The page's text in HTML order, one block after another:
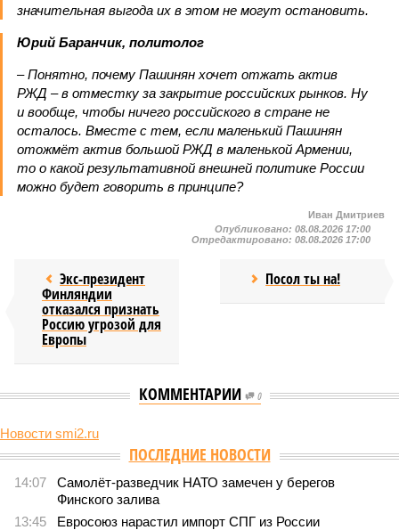
значительная выгода их в этом не могут остановить.
Юрий Баранчик, политолог
– Понятно, почему Пашинян хочет отжать актив
РЖД – в отместку за закрытие российских рынков. Ну
и вообще, чтобы ничего российского в стране не
осталось. Вместе с тем, если маленький Пашинян
отожмёт актив большой РЖД в маленькой Армении,
то о какой результативной внешней политике России
можно будет говорить в принципе?
Иван Дмитриев
Опубликовано: 08.08.2026 17:00
Отредактировано: 08.08.2026 17:00
Экс-президент
Финляндии
отказался признать
Россию угрозой для
Европы
Посол ты на!
КОММЕНТАРИИ 0
Новости smi2.ru
В нескольких станциях от уже сданного
«Сказочного леса» пайщики ЖК «Станция Л» продолжают ждать от
компании Capital Group начала реальной достройки
«Станция ожидания» для дольщиков